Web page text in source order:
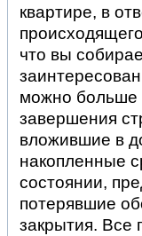
квартире, в
что вы
можно больше
завершения
вложившие в
накопленные
состоянии,
потерявшие
закрытия. Все